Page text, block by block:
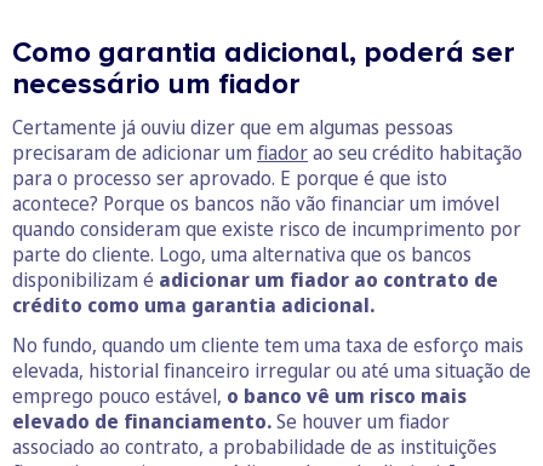
Como garantia adicional, poderá ser
necessário um fiador
Certamente já ouviu dizer que em algumas pessoas
precisaram de adicionar um fiadorao seu crédito habitação
para o processo ser aprovado. E porque é que isto
acontece? Porque os bancos não vão financiar um imóvel
quando consideram que existe risco de incumprimento por
parte do cliente. Logo, uma alternativa que os bancos
disponibilizam é adicionar um fiador ao contrato de
crédito como uma garantia adicional.
No fundo, quando um cliente tem uma taxa de esforço mais
elevada, historial financeiro irregular ou até uma situação de
emprego pouco estável, o banco vê um risco mais
elevado de financiamento.Se houver um fiador
associado ao contrato, a probabilidade de as instituições